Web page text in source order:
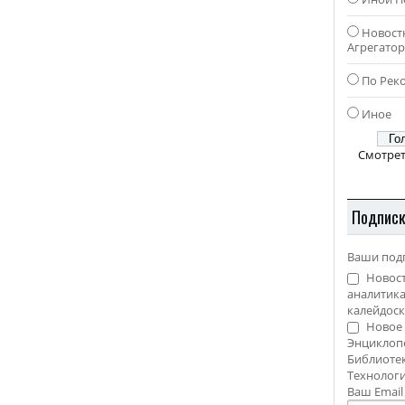
По
Иное
Ваши
Новое
Ваш Email